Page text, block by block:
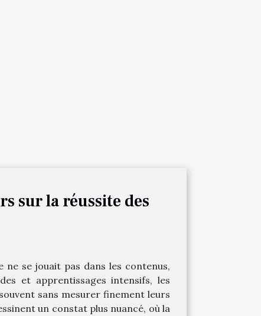
sur la réussite des
ne se jouait pas dans les contenus,
et apprentissages intensifs, les
sans mesurer finement leurs
un constat plus nuancé, où la